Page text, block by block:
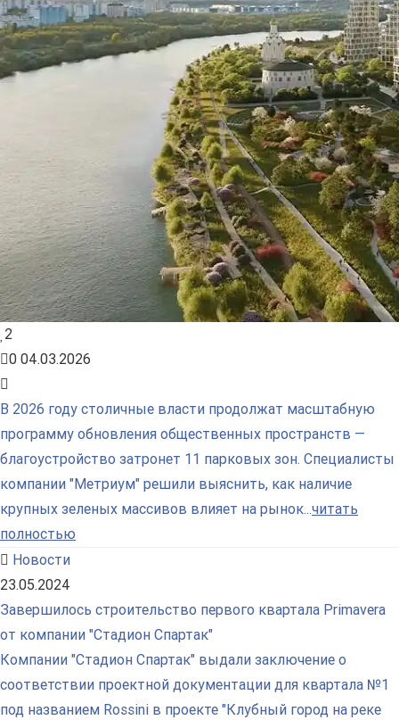
2
0 04.03.2026
В 2026 году столичные власти продолжат масштабную
программу обновления общественных пространств —
благоустройство затронет 11 парковых зон. Специалисты
компании "Метриум" решили выяснить, как наличие
крупных зеленых массивов влияет на рынок...читать
полностью
Новости
23.05.2024
Завершилось строительство первого квартала Primavera
от компании "Стадион Спартак"
Компании "Стадион Спартак" выдали заключение о
соответствии проектной документации для квартала №1
под названием Rossini в проекте "Клубный город на реке